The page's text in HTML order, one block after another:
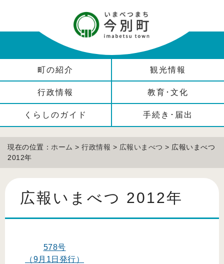
町の紹介 観光情報
行政情報 教育･文化
くらしのガイド 手続き･届出
現在の位置： ホーム > 行政情報 > 広報いまべつ > 広報いまべつ
2012年
広報いまべつ 2012年
578号
（9月1日発行）